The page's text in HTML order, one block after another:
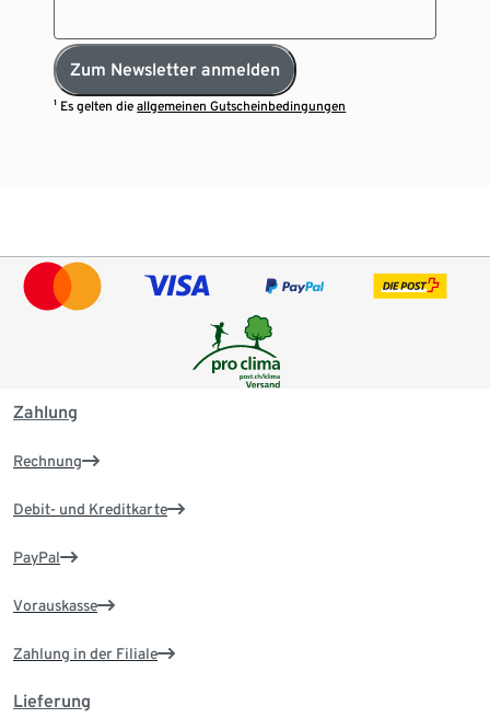
Zum Newsletter anmelden
¹ Es gelten dieallgemeinen Gutscheinbedingungen
Zahlung
Rechnung
Debit- und Kreditkarte
PayPal
Vorauskasse
Zahlung in der Filiale
Lieferung